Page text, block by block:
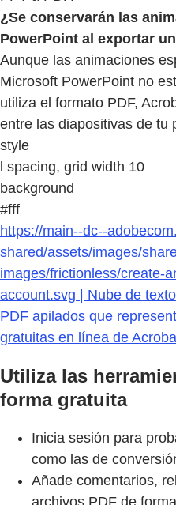
¿Se conservarán las
PowerPoint al exportar
Aunque las animaciones
Microsoft PowerPoint no
utiliza el formato PDF,
entre las diapositivas de tu
style
l spacing, grid width 10
background
#fff
https://main--dc--
shared/assets/images/
images/frictionless/create-
account.svg | Nube de
PDF apilados que
gratuitas en línea de
Utiliza las
forma gratuita
Inicia sesión para
como las de
Añade comentarios,
archivos PDF de